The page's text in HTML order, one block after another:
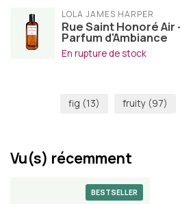
LOLA JAMES HARPER
Rue Saint Honoré Air
Parfum d'Ambiance
En rupture de stock
fig (13) fruity (97)
Vu(s) récemment
BESTSELLER